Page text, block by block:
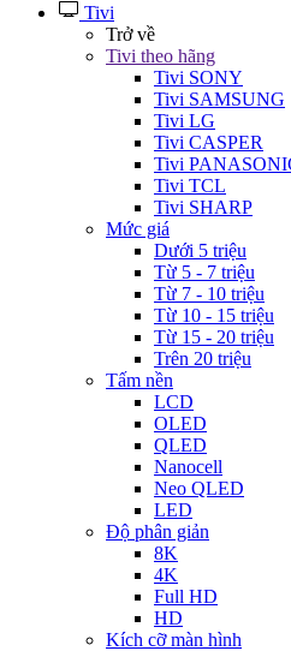
Tivi
Trở về
Tivi theo hãng
Tivi SONY
Tivi SAMSUNG
Tivi LG
Tivi CASPER
Tivi
Tivi TCL
Tivi SHARP
Mức giá
Dưới 5 triệu
Từ 5 - 7 triệu
Từ 7 - 10 triệu
Từ 10 - 15 triệu
Từ 15 - 20 triệu
Trên 20 triệu
Tấm nền
LCD
OLED
QLED
Nanocell
Neo QLED
LED
Độ phân giản
8K
4K
Full HD
HD
Kích cỡ màn hình